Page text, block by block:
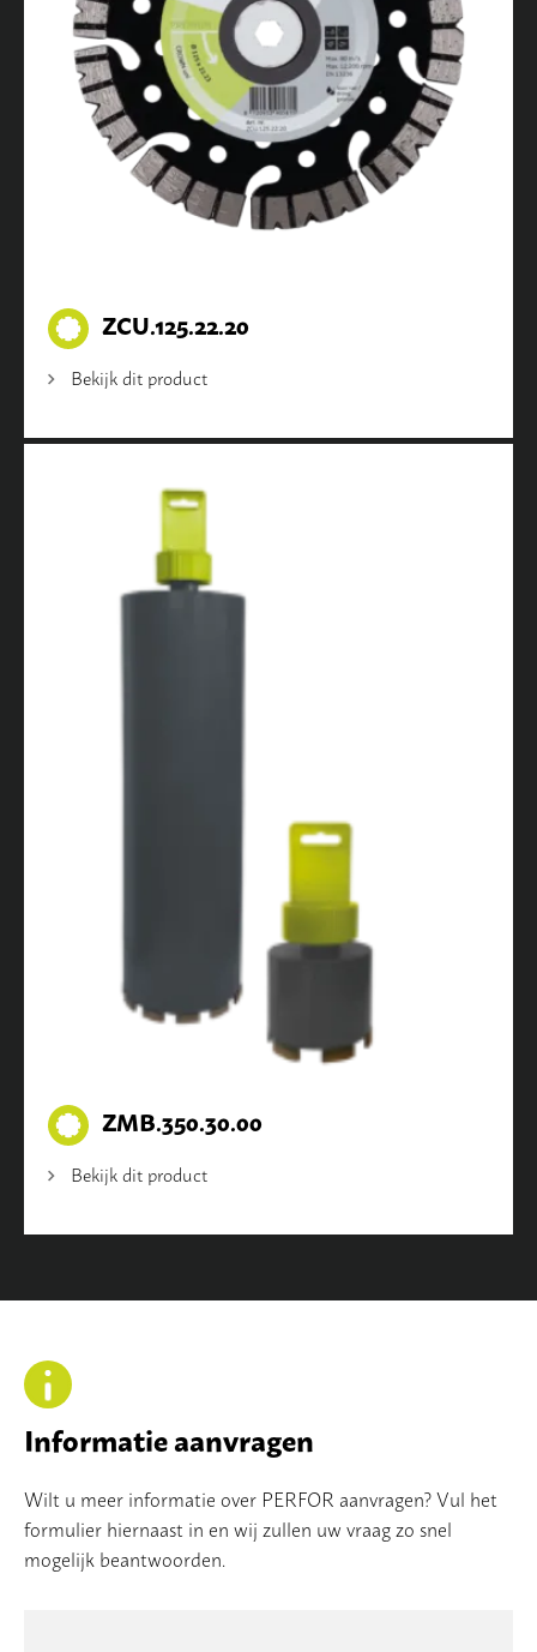
ZCU.125.22.20
Bekijk dit product
ZMB.350.30.00
Bekijk dit product
Informatie aanvragen
Wilt u meer informatie over PERFOR aanvragen? Vul het
formulier hiernaast in en wij zullen uw vraag zo snel
mogelijk beantwoorden.